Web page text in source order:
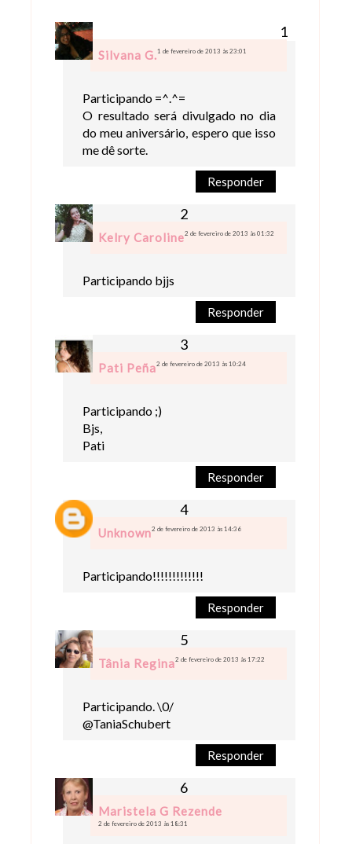
Silvana G.1 de fevereiro de 2013 às 23:01
Participando =^.^=
O resultado será divulgado no dia
do meu aniversário, espero que isso
me dê sorte.
Responder
Kelry Caroline2 de fevereiro de 2013 às 01:32
Participando bjjs
Responder
Pati Peña2 de fevereiro de 2013 às 10:24
Participando ;)
Bjs,
Pati
Responder
Unknown2 de fevereiro de 2013 às 14:36
Participando!!!!!!!!!!!!!
Responder
Tânia Regina2 de fevereiro de 2013 às 17:22
Participando. \0/
@TaniaSchubert
Responder
Maristela G Rezende
2 de fevereiro de 2013 às 18:31